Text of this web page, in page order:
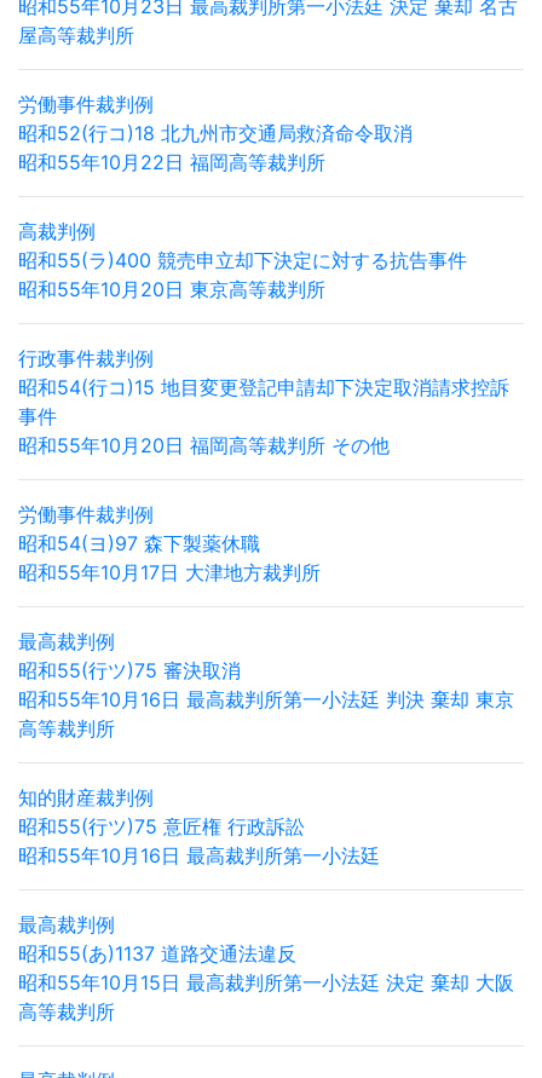
昭和55年10月23日 最高裁判所第一小法廷 決定 棄却 名古
屋高等裁判所
労働事件裁判例
昭和52(行コ)18 北九州市交通局救済命令取消
昭和55年10月22日 福岡高等裁判所
高裁判例
昭和55(ラ)400 競売申立却下決定に対する抗告事件
昭和55年10月20日 東京高等裁判所
行政事件裁判例
昭和54(行コ)15 地目変更登記申請却下決定取消請求控訴
事件
昭和55年10月20日 福岡高等裁判所 その他
労働事件裁判例
昭和54(ヨ)97 森下製薬休職
昭和55年10月17日 大津地方裁判所
最高裁判例
昭和55(行ツ)75 審決取消
昭和55年10月16日 最高裁判所第一小法廷 判決 棄却 東京
高等裁判所
知的財産裁判例
昭和55(行ツ)75 意匠権 行政訴訟
昭和55年10月16日 最高裁判所第一小法廷
最高裁判例
昭和55(あ)1137 道路交通法違反
昭和55年10月15日 最高裁判所第一小法廷 決定 棄却 大阪
高等裁判所